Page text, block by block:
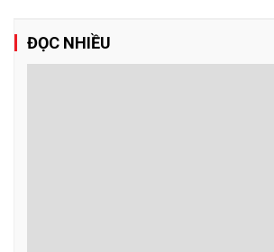
ĐỌC NHIỀU